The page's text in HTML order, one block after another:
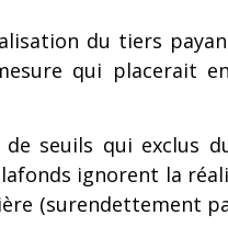
du tiers
qui placerait
seuils qui exclus
ignorent la
(surendettement